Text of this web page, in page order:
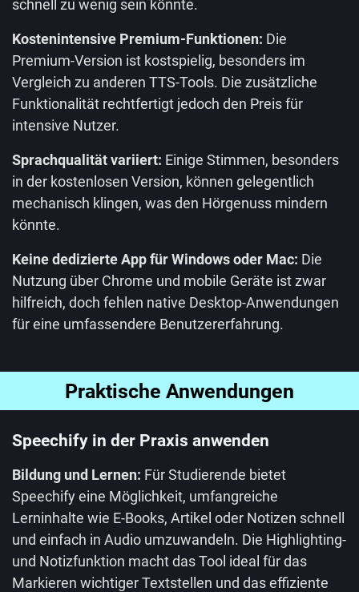
schnell zu wenig sein könnte.
Kostenintensive Premium-Funktionen: Die
Premium-Version ist kostspielig, besonders im
Vergleich zu anderen TTS-Tools. Die zusätzliche
Funktionalität rechtfertigt jedoch den Preis für
intensive Nutzer.
Sprachqualität variiert: Einige Stimmen, besonders
in der kostenlosen Version, können gelegentlich
mechanisch klingen, was den Hörgenuss mindern
könnte.
Keine dedizierte App für Windows oder Mac: Die
Nutzung über Chrome und mobile Geräte ist zwar
hilfreich, doch fehlen native Desktop-Anwendungen
für eine umfassendere Benutzererfahrung.
Praktische Anwendungen
Speechify in der Praxis anwenden
Bildung und Lernen: Für Studierende bietet
Speechify eine Möglichkeit, umfangreiche
Lerninhalte wie E-Books, Artikel oder Notizen schnell
und einfach in Audio umzuwandeln. Die Highlighting-
und Notizfunktion macht das Tool ideal für das
Markieren wichtiger Textstellen und das effiziente